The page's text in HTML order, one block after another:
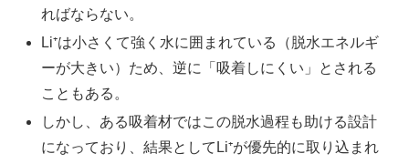
ればならない。
Li⁺は小さくて強く水に囲まれている（脱水エネルギ
ーが大きい）ため、逆に「吸着しにくい」とされる
こともある。
しかし、ある吸着材ではこの脱水過程も助ける設計
になっており、結果としてLi⁺が優先的に取り込まれ